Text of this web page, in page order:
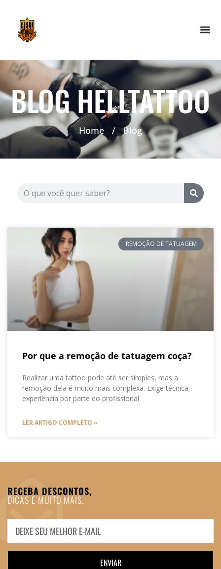
BLOG HELLTATTOO
Home / Blog
REMOÇÃO DE TATUAGEM
Por que a remoção de tatuagem coça?
Realizar uma tattoo pode até ser simples, mas a
remoção dela é muito mais complexa. Exige técnica,
experiência por parte do profissional
LER ARTIGO COMPLETO »
RECEBA DESCONTOS,
DICAS E MUITO MAIS.
ENVIAR